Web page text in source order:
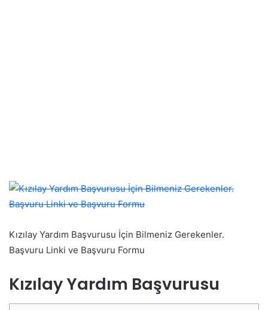
Kızılay Yardım Başvurusu İçin Bilmeniz Gerekenler.
Başvuru Linki ve Başvuru Formu
Kızılay Yardım Başvurusu